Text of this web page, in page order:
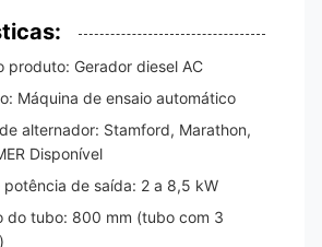
produto: Gerador diesel AC
Máquina de ensaio automático
alternador: Stamford, Marathon,
Disponível
potência de saída: 2 a 8,5 kW
do tubo: 800 mm (tubo com 3